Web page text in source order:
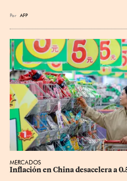
Por AFP
MERCADOS
Inflación en China desacelera a